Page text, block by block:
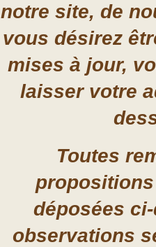
notre site, de
vous désirez
mises à jour,
laisser votre
Toutes
déposées
observations